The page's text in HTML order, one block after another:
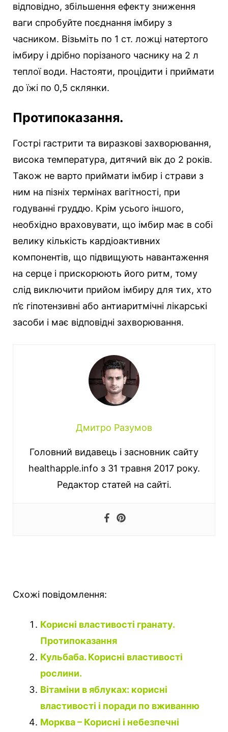
відповідно, збільшення ефекту зниження
ваги спробуйте поєднання імбиру з
часником. Візьміть по 1 ст. ложці натертого
імбиру і дрібно порізаного часнику на 2 л
теплої води. Настояти, процідити і приймати
до їжі по 0,5 склянки.
Протипоказання.
Гострі гастрити та виразкові захворювання,
висока температура, дитячий вік до 2 років.
Також не варто приймати імбир і страви з
ним на пізніх термінах вагітності, при
годуванні груддю. Крім усього іншого,
необхідно враховувати, що імбир має в собі
велику кількість кардіоактивних
компонентів, що підвищують навантаження
на серце і прискорюють його ритм, тому
слід виключити прийом імбиру для тих, хто
п’є гіпотензивні або антиаритмічні лікарські
засоби і має відповідні захворювання.
Дмитро Разумов
Головний видавець і засновник сайту
healthapple.info з 31 травня 2017 року.
Редактор статей на сайті.
Схожі повідомлення:
Корисні властивості гранату.
Протипоказання
Кульбаба. Корисні властивості
рослини.
Вітаміни в яблуках: корисні
властивості і поради по вживанню
Морква – Корисні і небезпечні